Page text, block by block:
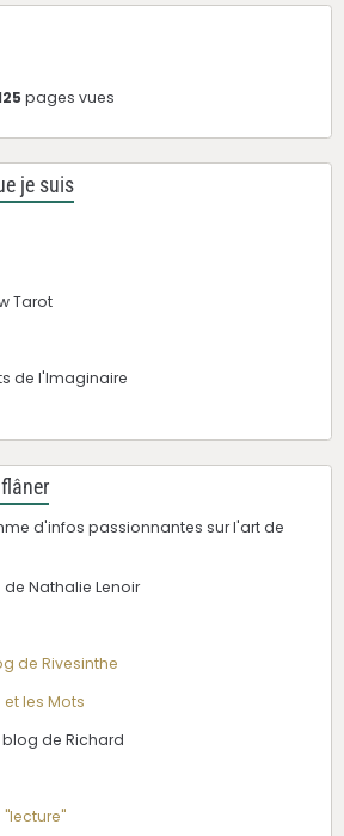
pages vues
je suis
Tarot
de l'Imaginaire
d'infos passionnantes sur l'art de
de Nathalie Lenoir
de Rivesinthe
et les Mots
de Richard